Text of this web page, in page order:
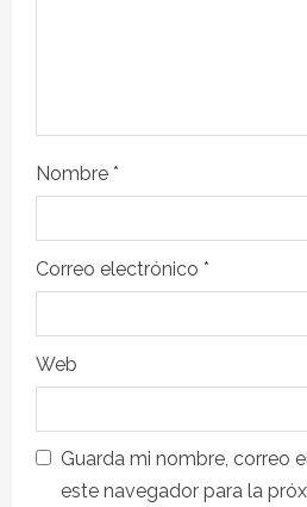
Nombre *
Correo electrónico *
Web
Guarda mi nombre, correo
este navegador para la